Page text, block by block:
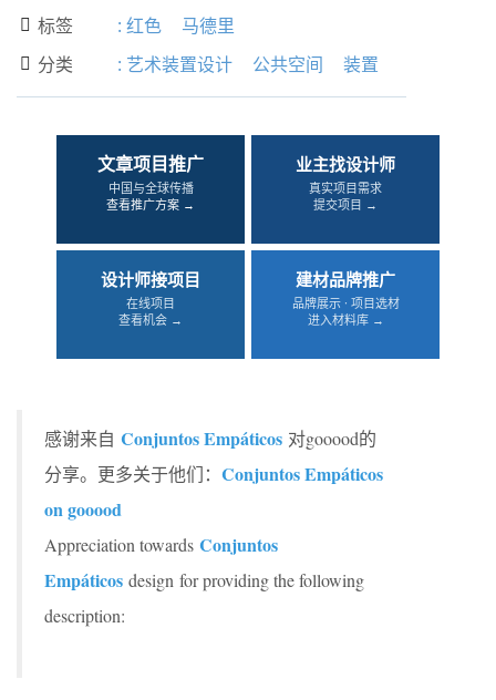
 标签 : 红色 马德里
 分类 : 艺术装置设计 公共空间 装置
文章项目推广
中国与全球传播
查看推广方案 →
业主找设计师
真实项目需求
提交项目 →
设计师接项目
在线项目
查看机会 →
建材品牌推广
品牌展示 · 项目选材
进入材料库 →
感谢来自 Conjuntos Empáticos 对gooood的
分享。更多关于他们： Conjuntos Empáticos
on gooood
Appreciation towards Conjuntos
Empáticos design for providing the following
description: